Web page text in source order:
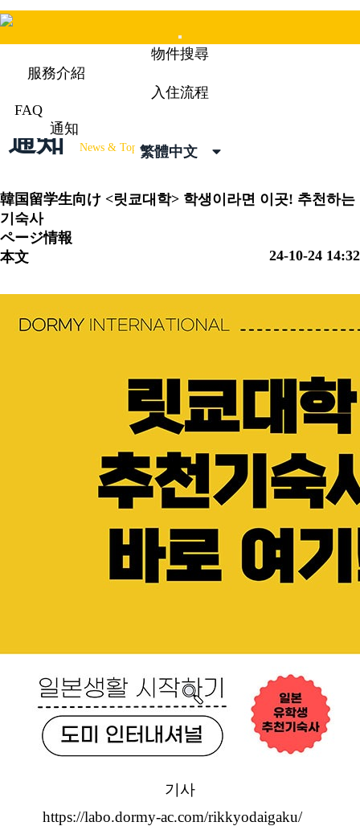
Mobile
Menu
物件搜尋
服務介紹
入住流程
FAQ
通知
繁體中文
通知 News & Topics
韓国留学生向け <릿쿄대학> 학생이라면 이곳! 추천하는
기숙사
ページ情報
24-10-24 14:32
本文
기사
https://labo.dormy-ac.com/rikkyodaigaku/